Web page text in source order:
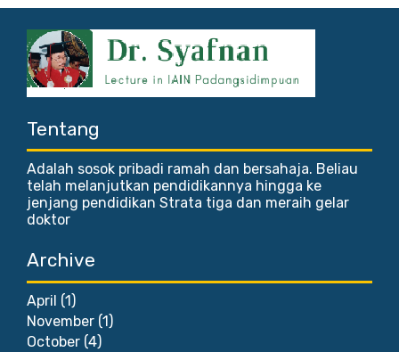
Tentang
Adalah sosok pribadi ramah dan bersahaja. Beliau
telah melanjutkan pendidikannya hingga ke
jenjang pendidikan Strata tiga dan meraih gelar
doktor
Archive
April (1)
November (1)
October (4)